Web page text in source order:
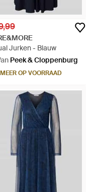
Jurken - Blauw
Peek & Cloppenburg
OP VOORRAAD